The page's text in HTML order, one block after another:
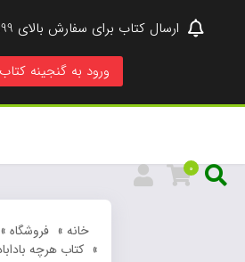
ارسال کتاب برای سفارش بالای 999 تومان رایگان شد ♥
ورود به گنجینه کتاب ها
فروشگاه » رمان»
کتاب هرچه باداباد